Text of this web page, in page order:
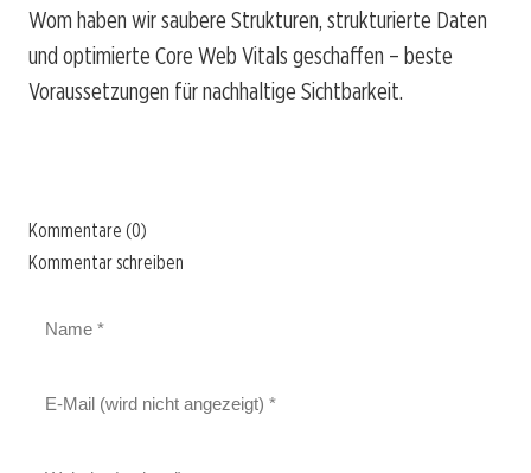
Wom haben wir saubere Strukturen, strukturierte Daten
und optimierte Core Web Vitals geschaffen – beste
Voraussetzungen für nachhaltige Sichtbarkeit.
Kommentare (0)
Kommentar schreiben